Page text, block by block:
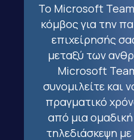
Το Microsoft
κόμβος για την
επιχείρησής
μεταξύ των
Microsoft
συνομιλείτε και
πραγματικό
από μια ομαδική
τηλεδιάσκεψη